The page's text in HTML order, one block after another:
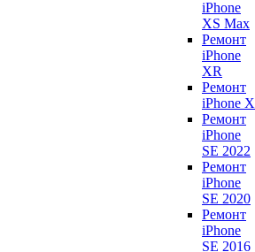
iPhone
XS Max
Ремонт
iPhone
XR
Ремонт
iPhone X
Ремонт
iPhone
SE 2022
Ремонт
iPhone
SE 2020
Ремонт
iPhone
SE 2016